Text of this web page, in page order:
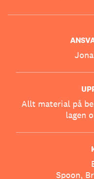
Allt material på
lagen
Spoon,